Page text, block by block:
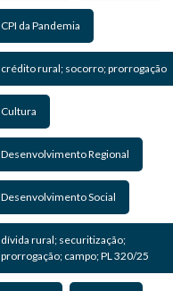
CPI da Pandemia
crédito rural; socorro; prorrogação
Cultura
Desenvolvimento Regional
Desenvolvimento Social
dívida rural; securitização;
prorrogação; campo; PL 320/25